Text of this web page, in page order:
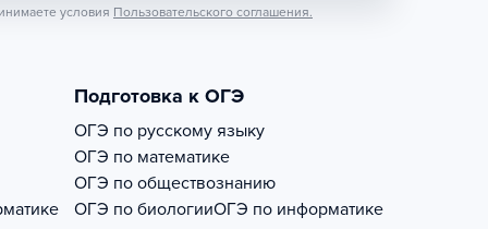
условия Пользовательского соглашения.
Подготовка к ОГЭ
ОГЭ по русскому языку
ОГЭ по математике
ОГЭ по обществознанию
ОГЭ по биологииОГЭ по информатике